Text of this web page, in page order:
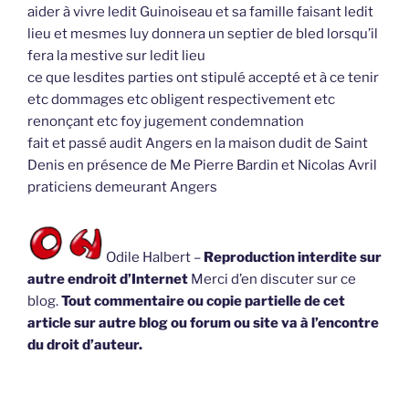
aider à vivre ledit Guinoiseau et sa famille faisant ledit
lieu et mesmes luy donnera un septier de bled lorsqu’il
fera la mestive sur ledit lieu
ce que lesdites parties ont stipulé accepté et à ce tenir
etc dommages etc obligent respectivement etc
renonçant etc foy jugement condemnation
fait et passé audit Angers en la maison dudit de Saint
Denis en présence de Me Pierre Bardin et Nicolas Avril
praticiens demeurant Angers
Odile Halbert – Reproduction interdite sur
autre endroit d’Internet Merci d’en discuter sur ce
blog.Tout commentaire ou copie partielle de cet
article sur autre blog ou forum ou site va à l’encontre
du droit d’auteur.